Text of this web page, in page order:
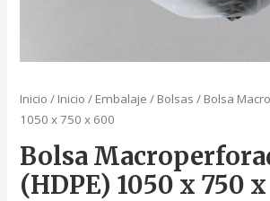
Inicio / Inicio / Embalaje / Bolsas / Bolsa
1050 x 750 x 600
Bolsa
(HDPE) 1050 x 750